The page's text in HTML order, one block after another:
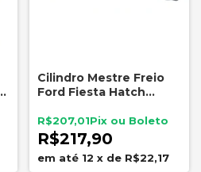
Cilindro Mestre Freio
Ford Fiesta Hatch
Controil C2156 Sem
ABS
R$217,90
R$207,01
12 x de R$22,17